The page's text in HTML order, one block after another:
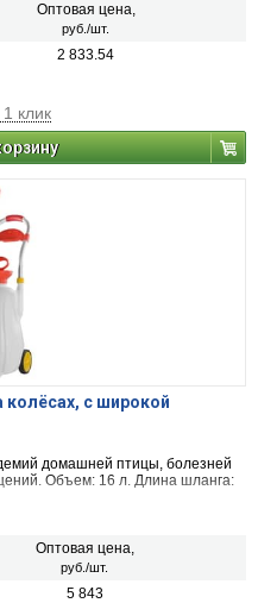
Оптовая цена,
руб./шт.
2 833.54
клик
колёсах, с широкой
домашней птицы, болезней
Объем: 16 л. Длина шланга:
Оптовая цена,
руб./шт.
5 843